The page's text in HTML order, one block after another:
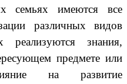
семьях имеются все
различных видов
реализуются знания,
предмете или
на развитие